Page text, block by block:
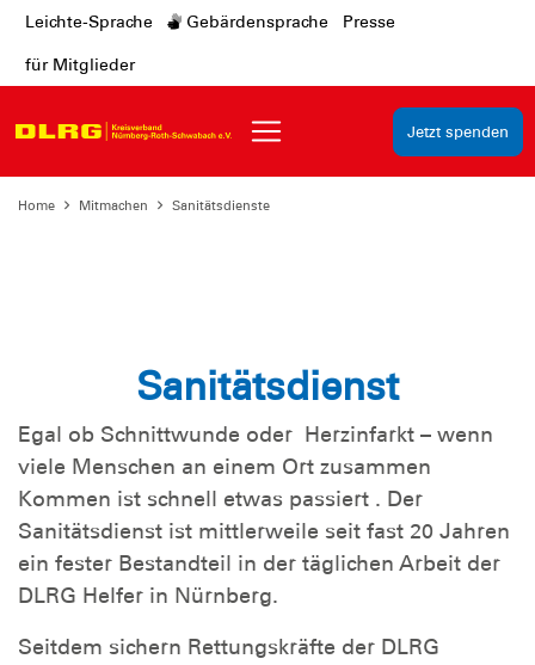
Leichte-Sprache Gebärdensprache Presse
für Mitglieder
Jetzt spenden
Home Mitmachen Sanitätsdienste
Sanitätsdienst
Egal ob Schnittwunde oder Herzinfarkt – wenn
viele Menschen an einem Ort zusammen
Kommen ist schnell etwas passiert . Der
Sanitätsdienst ist mittlerweile seit fast 20 Jahren
ein fester Bestandteil in der täglichen Arbeit der
DLRG Helfer in Nürnberg.
Seitdem sichern Rettungskräfte der DLRG